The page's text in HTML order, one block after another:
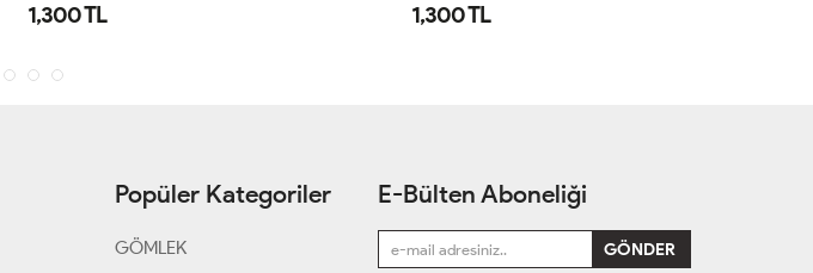
1,300 TL 1,300 TL
Popüler Kategoriler
GÖMLEK
E-Bülten Aboneliği